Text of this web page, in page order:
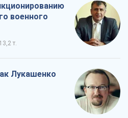
военного
13,2 т.
Лукашенко